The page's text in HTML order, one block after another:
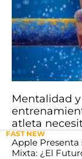
Mentalidad
atleta
FAST NEW
Apple Presenta
Mixta: ¿El